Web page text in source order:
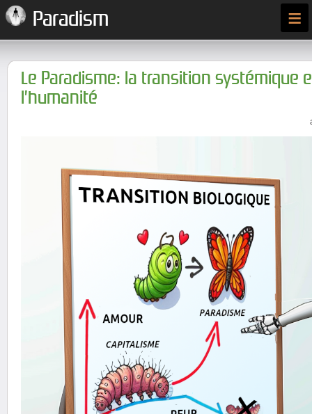
Paradism ≡
Le Paradisme: la transition systémique
l’humanité